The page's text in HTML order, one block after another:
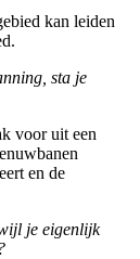
kan leiden
sta je
voor uit een
en de
je eigenlijk